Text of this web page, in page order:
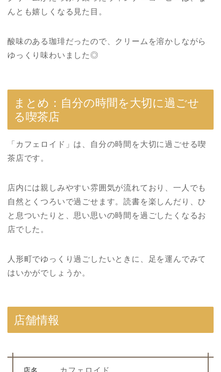
んとも嬉しくなる見た目。
酸味のある珈琲だったので、クリームを溶かしながら
ゆっくり味わいました◎
まとめ：自分の時間を大切に過ごせ
る喫茶店
「カフェロイド」は、自分の時間を大切に過ごせる喫
茶店です。
店内には親しみやすい雰囲気が流れており、一人でも
自然とくつろいで過ごせます。読書を楽しんだり、ひ
と息ついたりと、思い思いの時間を過ごしたくなるお
店でした。
人形町でゆっくり過ごしたいときに、足を運んでみて
はいかがでしょうか。
店舗情報
カフェロイド